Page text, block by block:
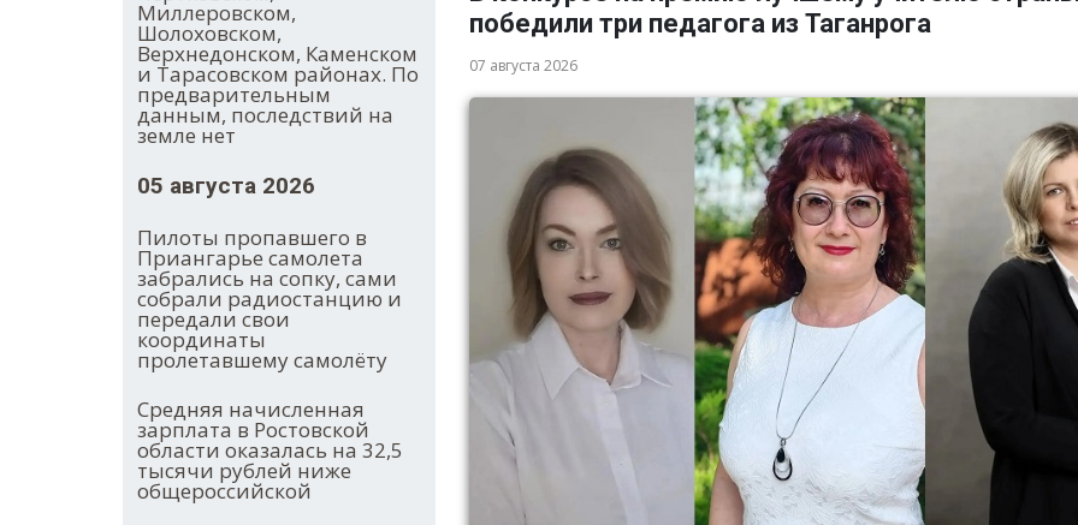
Миллеровском,
Шолоховском,
Верхнедонском, Каменском
и Тарасовском районах. По
предварительным
данным, последствий на
земле нет
05 августа 2026
Пилоты пропавшего в
Приангарье самолета
забрались на сопку, сами
собрали радиостанцию и
передали свои
координаты
пролетавшему самолёту
Средняя начисленная
зарплата в Ростовской
области оказалась на 32,5
тысячи рублей ниже
общероссийской
победили три педагога из Таганрога
07 августа 2026